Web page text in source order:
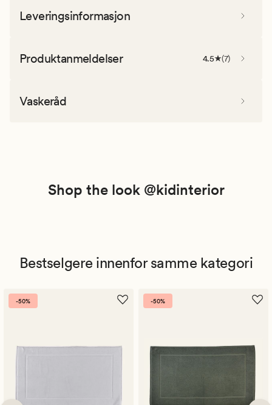
Leveringsinformasjon
Produktanmeldelser 4.5 (7)
Vaskeråd
Shop the look @kidinterior
Bestselgere innenfor samme kategori
-50% -50%